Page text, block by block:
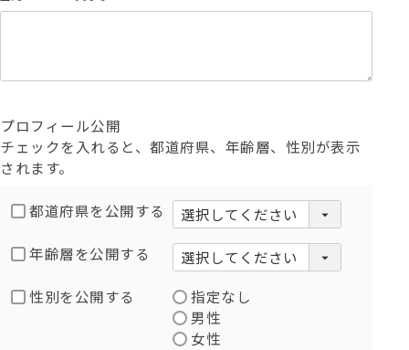
プロフィール公開
チェックを入れると、都道府県、年齢層、性別が表示
されます。
都道府県を公開する
年齢層を公開する
性別を公開する
指定なし
男性
女性